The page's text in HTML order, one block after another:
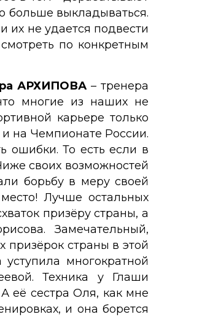
больше выкладываться.
их не удается подвести
по конкретным
АРХИПОВА– тренера
многие из наших не
карьере только
на Чемпионате России.
ошибки. То есть если в
своих возможностей
борьбу в меру своей
Лучше остальных
призёру страны, а
Замечательный,
призёрок страны в этой
многократной
Техника у Глаши
её сестра Оля, как мне
и она борется